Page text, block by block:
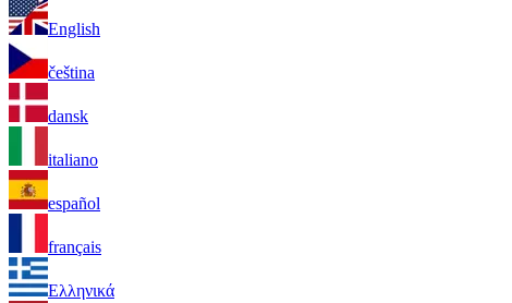
English
čeština
dansk
italiano
español
français
Ελληνικά